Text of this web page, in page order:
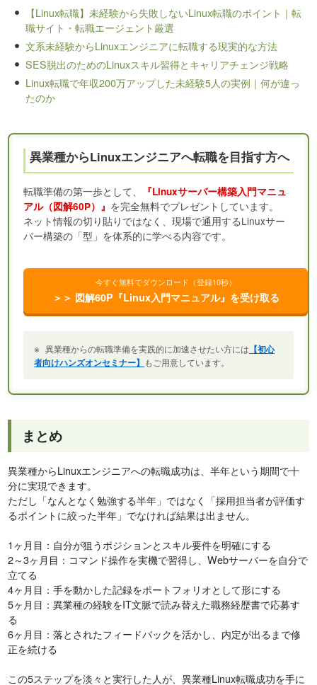
【Linux転職】未経験から失敗しないLinux転職のポイント｜転
職サイト・転職エージェント厳選
文系未経験からLinuxエンジニアに転職する現実的な方法
SES脱出のためのLinuxスキル習得とキャリアチェンジ戦略
Linux転職で年収200万アップした未経験5人の実例｜何が違っ
たのか
異業種からLinuxエンジニアへ転職を目指す方へ
転職準備の第一歩として、
『Linuxサーバー構築入門マニュ
アル（図解60P）』 を完全無料でプレゼントしています。
ネット情報の切り貼りではなく、現場で通用するLinuxサー
バー構築の「型」を体系的に学べる内容です。
今すぐ無料でダウンロード（登録10秒）
＞＞ 図解60P『Linux入門マニュアル』を受け取る
※ 異業種からの転職準備を実践的に加速させたい方には 【初心
者向けハンズオンセミナー】 もご用意しています。
まとめ
異業種からLinuxエンジニアへの転職成功は、半年という期間で十
分に実現できます。
ただし「なんとなく勉強する半年」ではなく「採用担当者が評価す
るポイントに絞った半年」でなければ結果は出ません。
1ヶ月目：自分が狙うポジションとスキル要件を明確にする
2～3ヶ月目：コマンド操作を実機で習得し、Webサーバーを自分で
立てる
4ヶ月目：手を動かした記録をポートフォリオとして形にする
5ヶ月目：異業種の経験をIT文脈で読み替えた職務経歴書で応募す
る
6ヶ月目：落とされたフィードバックを活かし、内定が出るまで修
正を続ける
この5ステップを淡々と実行した人が、異業種Linux転職成功を手に